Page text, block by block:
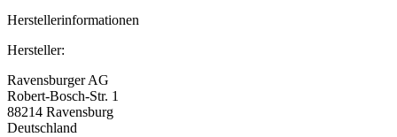
Herstellerinformationen
Hersteller:
Ravensburger AG
Robert-Bosch-Str. 1
88214 Ravensburg
Deutschland